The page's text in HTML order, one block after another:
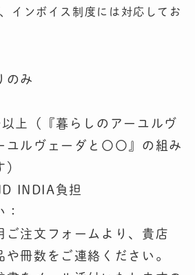
インボイス制度には対応してお
のみ
上（『暮らしのアーユルヴ
ユルヴェーダと〇〇』の組み
INDIA負担
ご注文フォームより、貴店
や冊数をご連絡ください。